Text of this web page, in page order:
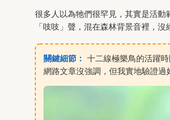
很多人以為牠們很罕見，其實是活
「吱吱」聲，混在森林背景音裡，
關鍵細節： 十二線極樂鳥的活躍
網路文章沒強調，但我實地驗證過